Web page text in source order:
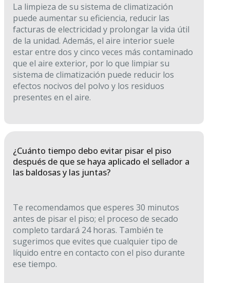
La limpieza de su sistema de climatización
puede aumentar su eficiencia, reducir las
facturas de electricidad y prolongar la vida útil
de la unidad. Además, el aire interior suele
estar entre dos y cinco veces más contaminado
que el aire exterior, por lo que limpiar su
sistema de climatización puede reducir los
efectos nocivos del polvo y los residuos
presentes en el aire.
¿Cuánto tiempo debo evitar pisar el piso
después de que se haya aplicado el sellador a
las baldosas y las juntas?
Te recomendamos que esperes 30 minutos
antes de pisar el piso; el proceso de secado
completo tardará 24 horas. También te
sugerimos que evites que cualquier tipo de
líquido entre en contacto con el piso durante
ese tiempo.